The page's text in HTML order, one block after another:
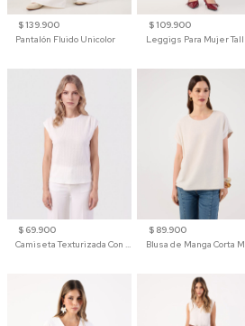
$ 139.900
Pantalón Fluido Unicolor
$ 109.900
$ 69.900
$ 89.900